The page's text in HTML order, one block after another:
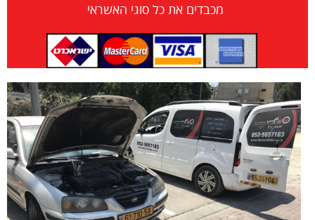
מכבדים את כל סוגי האשראי